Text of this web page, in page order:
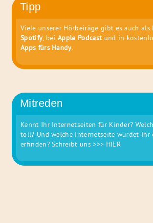
Tipp
Viele unserer Hörbeiräge gibt es auch als
Spotify, beiApple Podcast und in
Apps fürs Handy.
Mitreden
Kennt Ihr Internetseiten für Kinder?
toll? Und welche Internetseite würdet Ihr
erfinden? Schreibt uns>>> HIER